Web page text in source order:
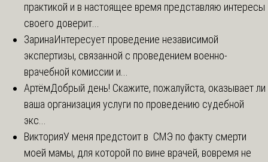
практикой и в настоящее время представляю интересы
своего доверит...
ЗаринаИнтересует проведение независимой
экспертизы, связанной с проведением военно-
врачебной комиссии и...
АртёмДобрый день! Скажите, пожалуйста, оказывает ли
ваша организация услуги по проведению судебной
экс...
ВикторияУ меня предстоит в СМЭ по факту смерти
моей мамы, для которой по вине врачей, вовремя не